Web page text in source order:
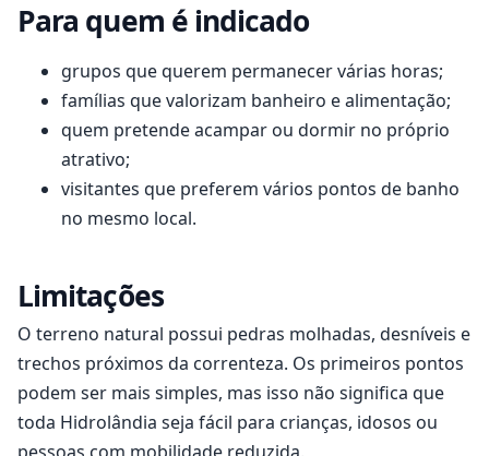
Para quem é indicado
grupos que querem permanecer várias horas;
famílias que valorizam banheiro e alimentação;
quem pretende acampar ou dormir no próprio
atrativo;
visitantes que preferem vários pontos de banho
no mesmo local.
Limitações
O terreno natural possui pedras molhadas, desníveis e
trechos próximos da correnteza. Os primeiros pontos
podem ser mais simples, mas isso não significa que
toda Hidrolândia seja fácil para crianças, idosos ou